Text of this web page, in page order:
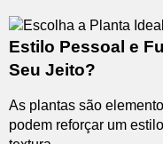
Estilo Pessoal e
Seu Jeito?
As plantas são
podem reforçar um